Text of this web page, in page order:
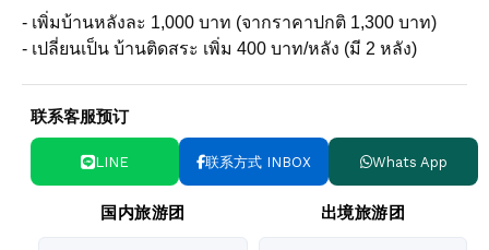
- เพิ่มบ้านหลังละ 1,000 บาท (จากราคาปกติ 1,300 บาท)
- เปลี่ยนเป็น บ้านติดสระ เพิ่ม 400 บาท/หลัง (มี 2 หลัง)
联系客服预订
LINE 联系方式 INBOX Whats App
国内旅游团 出境旅游团